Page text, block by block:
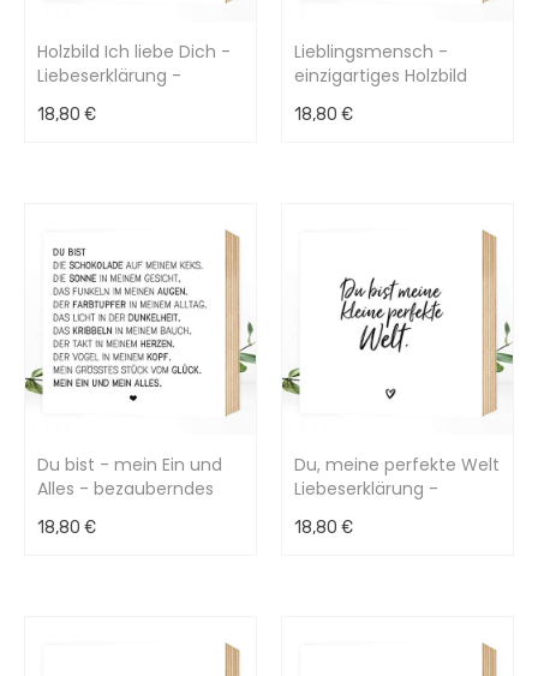
Holzbild Ich liebe Dich -
Liebeserklärung -
18,80 €
Lieblingsmensch -
einzigartiges Holzbild
18,80 €
Du bist - mein Ein und
Alles - bezauberndes
18,80 €
Du, meine perfekte Welt
Liebeserklärung -
15x15x2cm
18,80 €